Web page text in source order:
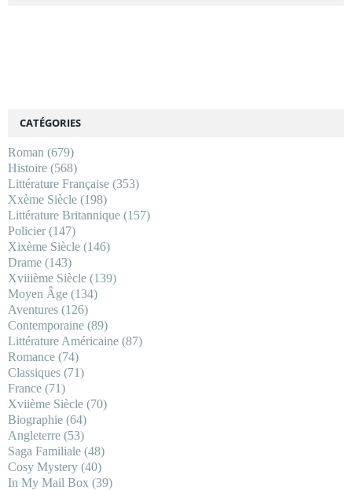
CATÉGORIES
Roman (679)
Histoire (568)
Littérature Française (353)
Xxème Siècle (198)
Littérature Britannique (157)
Policier(147)
Xixème Siècle (146)
Drame (143)
Xviiième Siècle (139)
Moyen Âge (134)
Aventures (126)
Contemporaine (89)
Littérature Américaine (87)
Romance (74)
Classiques (71)
France (71)
Xviième Siècle (70)
Biographie (64)
Angleterre (53)
Saga Familiale (48)
Cosy Mystery (40)
In My Mail Box (39)